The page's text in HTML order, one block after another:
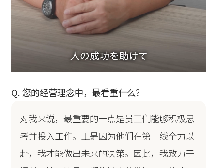
Q. 您的经营理念中，最看重什么？
对我来说，最重要的一点是员工们能够积极思
考并投入工作。正是因为他们在第一线全力以
赴，我才能做出未来的决策。因此，我致力于